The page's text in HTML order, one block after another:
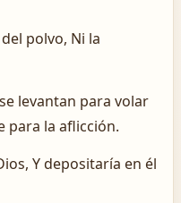
polvo, Ni la
levantan para volar
para la aflicción.
Y depositaría en él